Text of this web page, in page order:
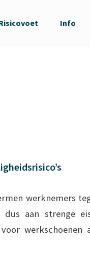
Info
werknemers
aan strenge
werkschoenen